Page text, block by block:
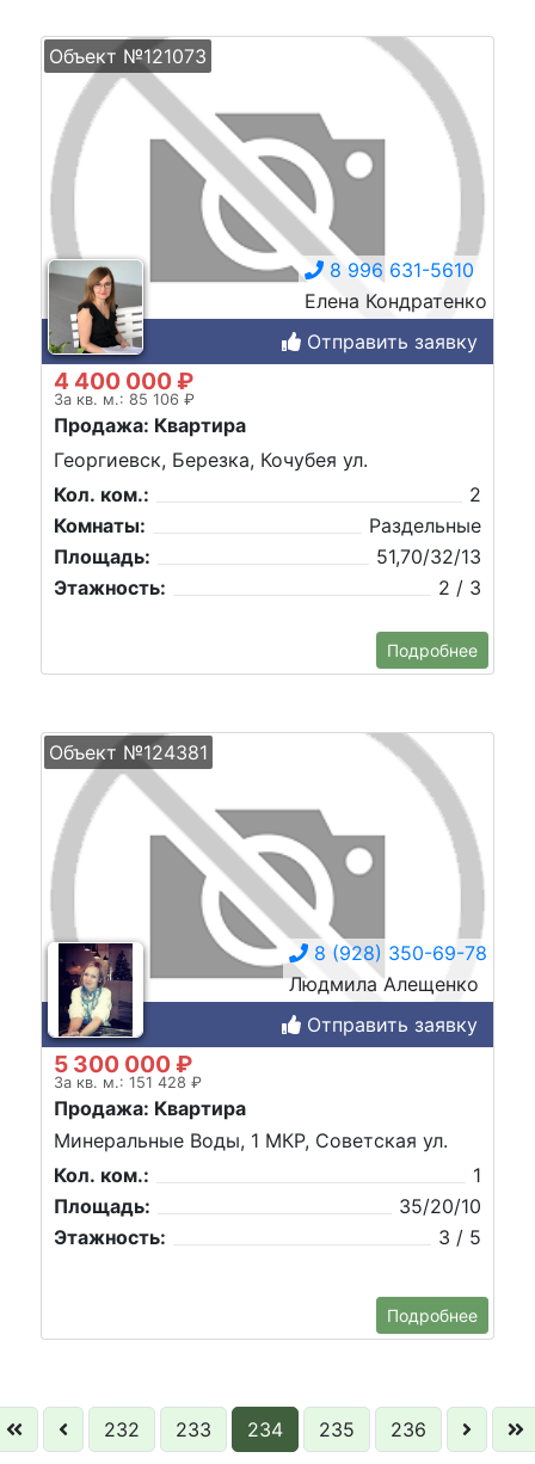
Объект №121073
8 996 631-5610
Елена Кондратенко
Отправить заявку
4 400 000 ₽
За кв. м.: 85 106 ₽
Продажа: Квартира
Георгиевск, Березка, Кочубея ул.
Кол. ком.:
2
Комнаты:
Раздельные
Площадь:
51,70/32/13
Этажность:
2 / 3
Подробнее
Объект №124381
8 (928) 350-69-78
Людмила Алещенко
Отправить заявку
5 300 000 ₽
За кв. м.: 151 428 ₽
Продажа: Квартира
Минеральные Воды, 1 МКР, Советская ул.
Кол. ком.:
1
Площадь:
35/20/10
Этажность:
3 / 5
Подробнее
232 233 234 235 236